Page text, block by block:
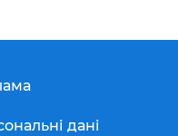
дані